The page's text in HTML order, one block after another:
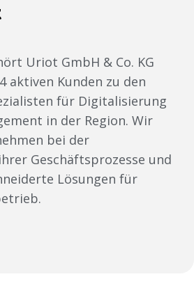
Uriot GmbH & Co. KG
aktiven Kunden zu den
für Digitalisierung
in der Region. Wir
bei der
Geschäftsprozesse und
Lösungen für